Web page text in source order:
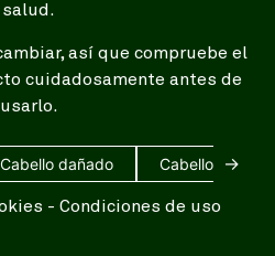
salud.
así que compruebe el
cuidadosamente antes de
usarlo.
Cabello dañado Cabello blanco
→
- Condiciones de uso